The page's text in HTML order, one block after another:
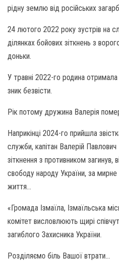
рідну землю від російських
24 лютого 2022 року зустрів на
ділянках бойових зіткнень з
доньки.
У травні 2022-го родина
зник безвісти.
Рік потому дружина Валерія
Наприкінці 2024-го прийшла
служби, капітан Валерій
зіткнення з противником загинув,
свободу народу України, за
життя…
«Громада Ізмаїла, Ізмаїльська
комітет висловлюють щирі
загиблого Захисника України.
Розділяємо біль Вашої втрати…